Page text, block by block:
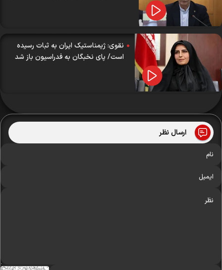
نقوی: ژیمناستیک ایران به ثبات رسیده
است/ پای نخبگان به فدراسیون باز شد
ارسال نظر